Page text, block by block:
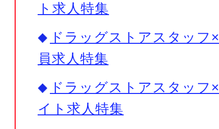
ト求人特集
ドラッグストアスタッフ
員求人特集
ドラッグストアスタッフ
イト求人特集